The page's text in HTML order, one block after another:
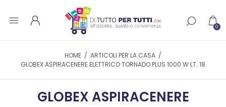
0
HOME / ARTICOLI PER LA CASA /
GLOBEX ASPIRACENERE ELETTRICO TORNADO PLUS 1000 W LT. 18
GLOBEX ASPIRACENERE